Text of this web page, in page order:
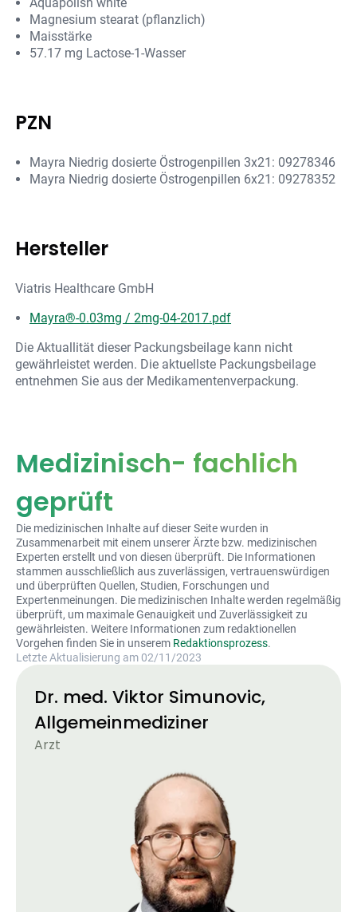
Magnesium stearat (pflanzlich)
Maisstärke
57.17 mg Lactose-1-Wasser
PZN
Mayra Niedrig dosierte Östrogenpillen 3x21: 09278346
Mayra Niedrig dosierte Östrogenpillen 6x21: 09278352
Hersteller
Viatris Healthcare GmbH
Mayra®-0.03mg / 2mg-04-2017.pdf
Die Aktuallität dieser Packungsbeilage kann nicht
gewährleistet werden. Die aktuellste Packungsbeilage
entnehmen Sie aus der Medikamentenverpackung.
Medizinisch- fachlich
geprüft
Die medizinischen Inhalte auf dieser Seite wurden in
Zusammenarbeit mit einem unserer Ärzte bzw. medizinischen
Experten erstellt und von diesen überprüft. Die Informationen
stammen ausschließlich aus zuverlässigen, vertrauenswürdigen
und überprüften Quellen, Studien, Forschungen und
Expertenmeinungen. Die medizinischen Inhalte werden regelmäßig
überprüft, um maximale Genauigkeit und Zuverlässigkeit zu
gewährleisten. Weitere Informationen zum redaktionellen
Vorgehen finden Sie in unserem Redaktionsprozess.
Letzte Aktualisierung am 02/11/2023
Dr. med. Viktor Simunovic,
Allgemeinmediziner
Arzt